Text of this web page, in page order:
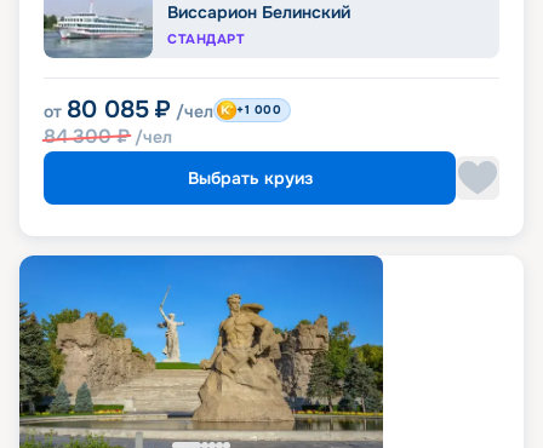
Виссарион Белинский
СТАНДАРТ
от 80 085 ₽ /чел
84 300₽ /чел
+1 000
Выбрать круиз